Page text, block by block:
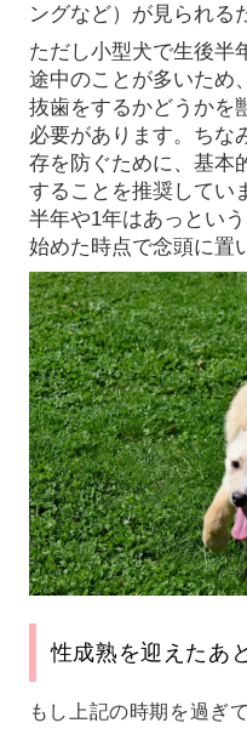
ングなど）が見られる
ただし小型犬で生後半
途中のことが多いため
抜歯をするかどうかを
必要があります。ちな
存を防ぐために、基本
することを推奨してい
半年や1年はあっとい
始めた時点で念頭に置
性成熟を迎えたあ
もし上記の時期を過ぎ